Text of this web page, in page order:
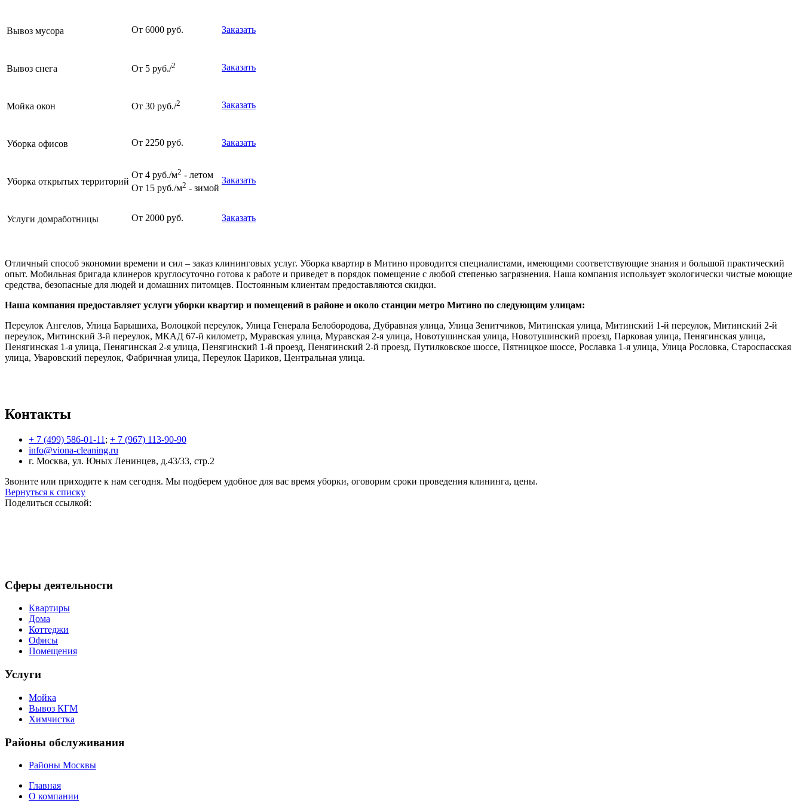
Вывоз мусора От 6000 руб. Заказать
Вывоз снега От 5 руб./2 Заказать
Мойка окон От 30 руб./2 Заказать
Уборка офисов От 2250 руб. Заказать
Уборка открытых территорий
От 4 руб./м2 - летом
От 15 руб./м2 - зимой
Заказать
Услуги домработницы От 2000 руб. Заказать
Отличный способ экономии времени и сил – заказ клининговых услуг. Уборка квартир в Митино проводится специалистами, имеющими соответствующие знания и большой практический
опыт. Мобильная бригада клинеров круглосуточно готова к работе и приведет в порядок помещение с любой степенью загрязнения. Наша компания использует экологически чистые моющие
средства, безопасные для людей и домашних питомцев. Постоянным клиентам предоставляются скидки.
Наша компания предоставляет услуги уборки квартир и помещений в районе и около станции метро Митино по следующим улицам:
Переулок Ангелов, Улица Барышиха, Волоцкой переулок, Улица Генерала Белобородова, Дубравная улица, Улица Зенитчиков, Митинская улица, Митинский 1-й переулок, Митинский 2-й
переулок, Митинский 3-й переулок, МКАД 67-й километр, Муравская улица, Муравская 2-я улица, Новотушинская улица, Новотушинский проезд, Парковая улица, Пенягинская улица,
Пенягинская 1-я улица, Пенягинская 2-я улица, Пенягинский 1-й проезд, Пенягинский 2-й проезд, Путилковское шоссе, Пятницкое шоссе, Рославка 1-я улица, Улица Рословка, Староспасская
улица, Уваровский переулок, Фабричная улица, Переулок Цариков, Центральная улица.
Контакты
+ 7 (499) 586-01-11 ; + 7 (967) 113-90-90
info@viona-cleaning.ru
г. Москва, ул. Юных Ленинцев, д.43/33, стр.2
Звоните или приходите к нам сегодня. Мы подберем удобное для вас время уборки, оговорим сроки проведения клининга, цены.
Вернуться к списку
Поделиться ссылкой:
Сферы деятельности
Квартиры
Дома
Коттеджи
Офисы
Помещения
Услуги
Мойка
Вывоз КГМ
Химчистка
Районы обслуживания
Районы Москвы
Главная
О компании